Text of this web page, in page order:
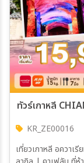
04 พ.ย. 69 - 08 พ.
06 พ.ย. 69 - 10 พ.
08 พ.ย. 69 - 12 พ.
10 พ.ย. 69 - 14 พ.
12 พ.ย. 69 - 16 พ.ย
14 พ.ย. 69 - 18 พ.ย.
16 พ.ย. 69 - 20 พ.
18 พ.ย. 69 - 22 พ.
20 พ.ย. 69 - 24 พ.
24 พ.ย. 69 - 28 พ.ย.
KR_ZE00016
เที่ยวเกาหลี อควาเ